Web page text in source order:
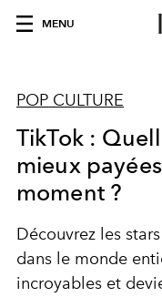
MENU
POP CULTURE
TikTok :
mieux
moment ?
Découvrez les
dans le monde
incroyables et